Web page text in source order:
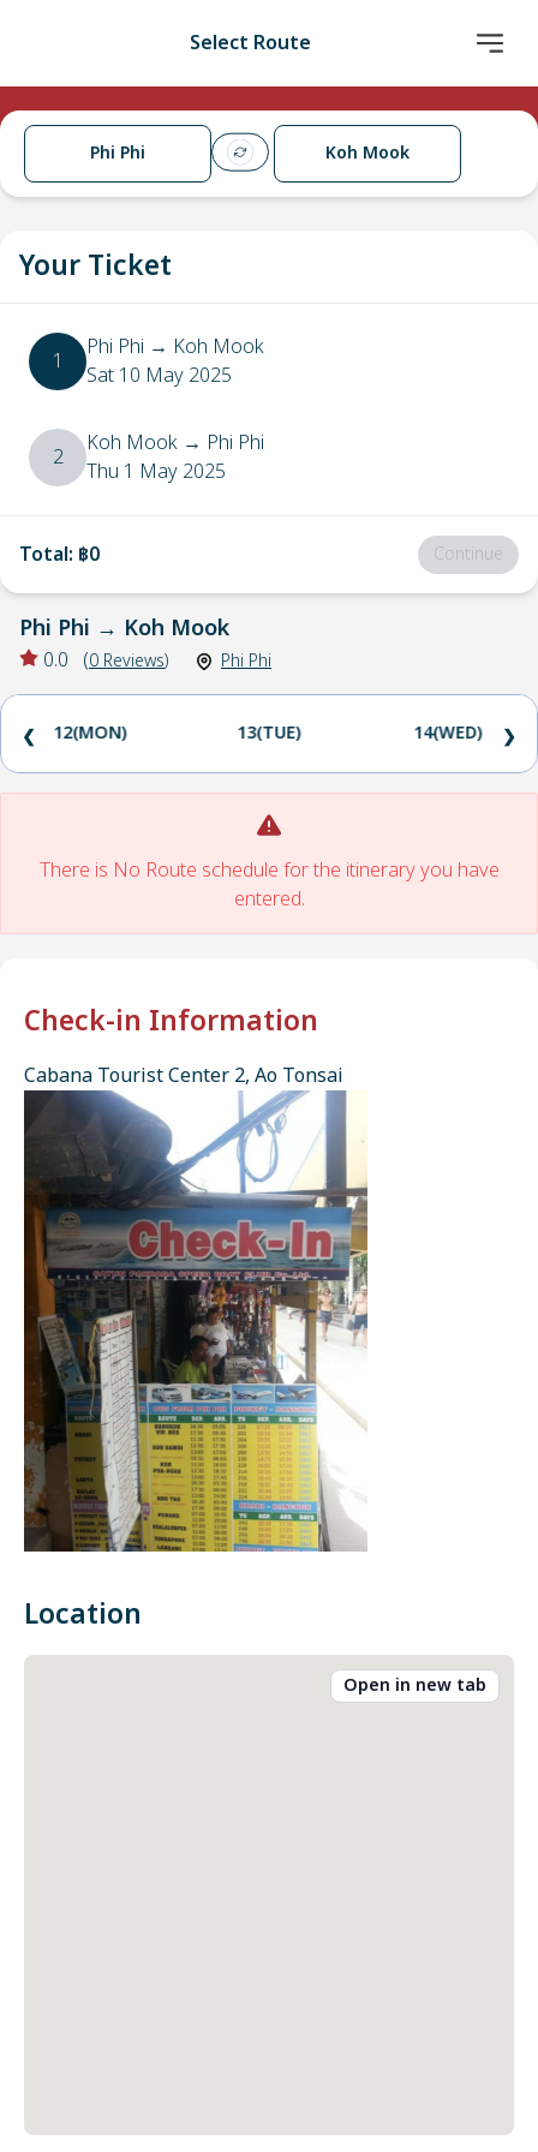
Select Route
Phi Phi Koh Mook
Your Ticket
1 Phi Phi → Koh Mook
Sat 10 May 2025
2 Koh Mook → Phi Phi
Thu 1 May 2025
Total: ฿0 Continue
Phi Phi → Koh Mook
0.0 (0 Reviews) Phi Phi
12(MON) 13(TUE) 14(WED)
❮ ❯
There is No Route schedule for the itinerary you have
entered.
Check-in Information
Cabana Tourist Center 2, Ao Tonsai
Location
Open in new tab